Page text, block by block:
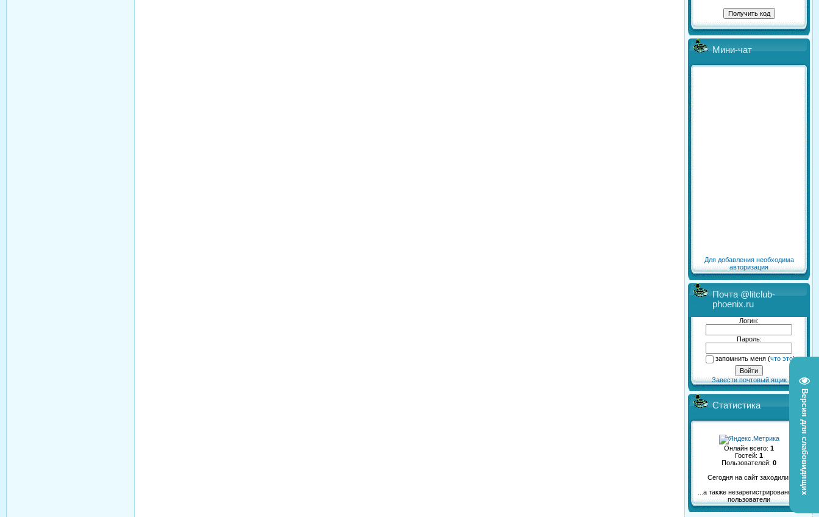
Версия для слабовидящих
Мини-чат
Для добавления необходима
авторизация
Почта @litclub-
phoenix.ru
Логин:
Пароль:
запомнить меня(что это)
Завести почтовый ящик
Статистика
Онлайн всего: 1
Гостей: 1
Пользователей: 0
Сегодня на сайт заходили:
...а также незарегистрированные
пользователи